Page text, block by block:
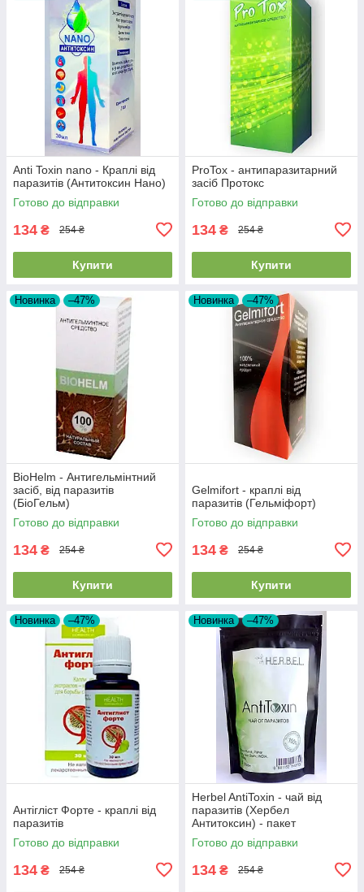
Anti Toxin nano - Краплі від
паразитів (Антитоксин Нано)
Готово до відправки
134 ₴ 254 ₴
Купити
ProTox - антипаразитарний
засіб Протокс
Готово до відправки
134 ₴ 254 ₴
Купити
Новинка –47%
BioHelm - Антигельмінтний
засіб, від паразитів
(БіоГельм)
Готово до відправки
134 ₴ 254 ₴
Купити
Новинка –47%
Gelmifort - краплі від
паразитів (Гельміфорт)
Готово до відправки
134 ₴ 254 ₴
Купити
Новинка –47%
Антігліст Форте - краплі від
паразитів
Готово до відправки
134 ₴ 254 ₴
Новинка –47%
Herbel AntiToxin - чай від
паразитів (Хербел
Антитоксин) - пакет
Готово до відправки
134 ₴ 254 ₴